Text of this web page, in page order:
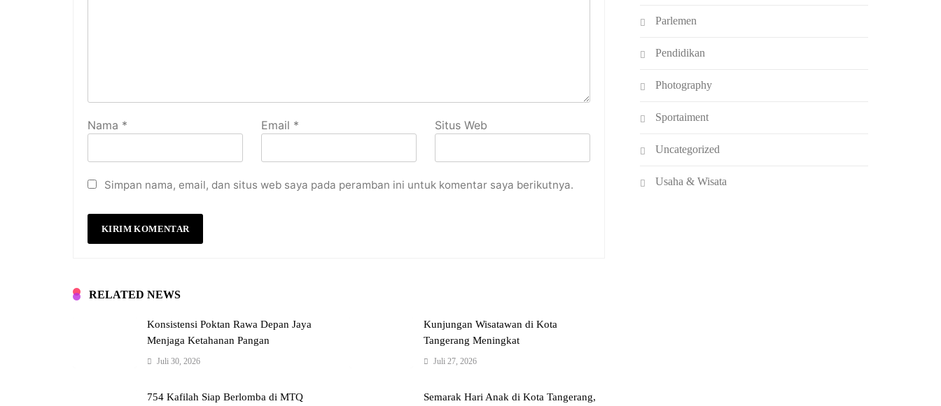
Nama * Email * Situs Web
Simpan nama, email, dan situs web saya pada peramban ini untuk komentar saya berikutnya.
RELATED NEWS
Konsistensi Poktan Rawa Depan Jaya
Menjaga Ketahanan Pangan
Juli 30, 2026
Kunjungan Wisatawan di Kota
Tangerang Meningkat
Juli 27, 2026
754 Kafilah Siap Berlomba di MTQ Semarak Hari Anak di Kota Tangerang,
Parlemen
Pendidikan
Photography
Sportaiment
Uncategorized
Usaha & Wisata